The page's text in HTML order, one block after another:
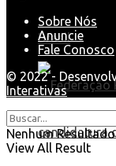
Brasil
Sobre Nós
Anuncie
Fale Conosco
© 2022 -
Interativas
Nenhum Resultado
View All Result